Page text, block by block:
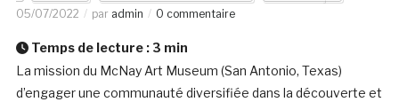
05/07/2022 par admin 0 commentaire
Temps de lecture : 3 min
La mission du McNay Art Museum (San Antonio, Texas)
d’engager une communauté diversifiée dans la découverte et